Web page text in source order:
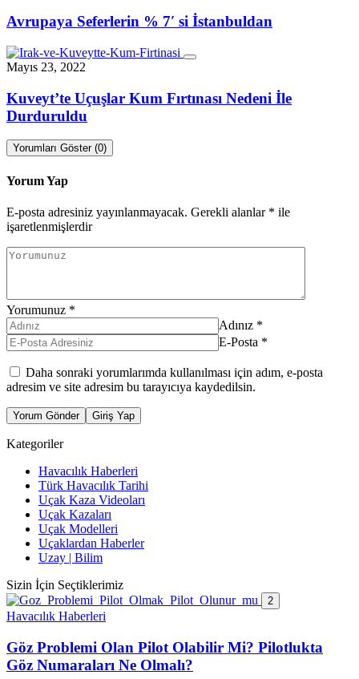
Avrupaya Seferlerin % 7′ si İstanbuldan
Mayıs 23, 2022
Kuveyt’te Uçuşlar Kum Fırtınası Nedeni İle
Durduruldu
Yorumları Göster (0)
Yorum Yap
E-posta adresiniz yayınlanmayacak. Gerekli alanlar * ile
işaretlenmişlerdir
Yorumunuz *
Adınız *
E-Posta *
Daha sonraki yorumlarımda kullanılması için adım, e-posta
adresim ve site adresim bu tarayıcıya kaydedilsin.
Yorum Gönder Giriş Yap
Kategoriler
Havacılık Haberleri
Türk Havacılık Tarihi
Uçak Kaza Videoları
Uçak Kazaları
Uçak Modelleri
Uçaklardan Haberler
Uzay | Bilim
Sizin İçin Seçtiklerimiz
2
Havacılık Haberleri
Göz Problemi Olan Pilot Olabilir Mi? Pilotlukta
Göz Numaraları Ne Olmalı?